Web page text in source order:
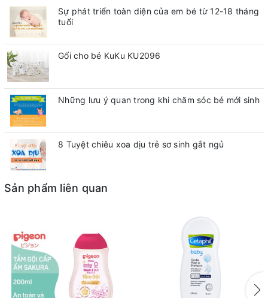
Sự phát triển toàn diện của em bé từ 12-18 tháng
tuổi
Gối cho bé KuKu KU2096
Những lưu ý quan trong khi chăm sóc bé mới sinh
8 Tuyệt chiêu xoa dịu trẻ sơ sinh gắt ngủ
Sản phẩm liên quan